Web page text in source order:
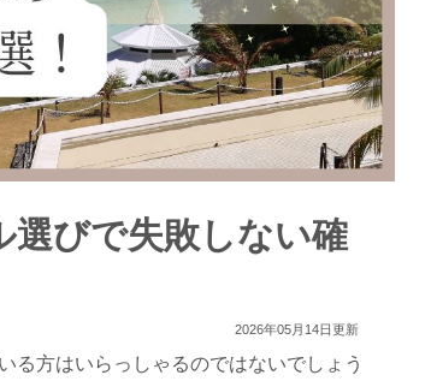
選びで失敗しない確
2026年05月14日更新
る方はいらっしゃるのではないでしょう